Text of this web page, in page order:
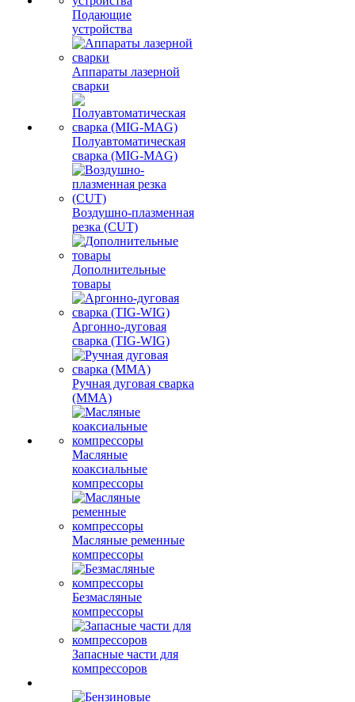
Подающие
устройства
Аппараты лазерной
сварки
Полуавтоматическая
сварка (MIG-MAG)
Воздушно-плазменная
резка (CUT)
Дополнительные
товары
Аргонно-дуговая
сварка (TIG-WIG)
Ручная дуговая сварка
(MMA)
Масляные
коаксиальные
компрессоры
Масляные ременные
компрессоры
Безмасляные
компрессоры
Запасные части для
компрессоров